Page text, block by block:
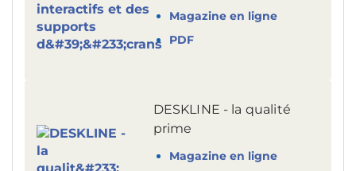
Magazine en ligne
PDF
DESKLINE - la qualité
prime
Magazine en ligne